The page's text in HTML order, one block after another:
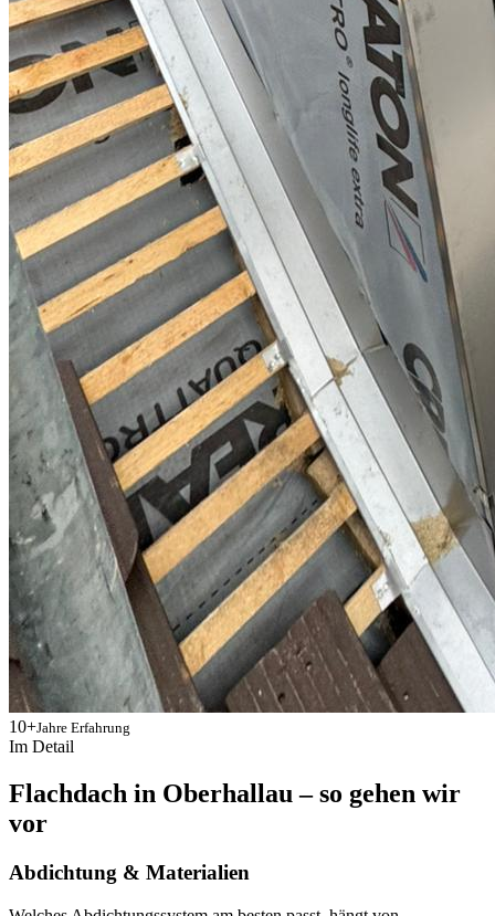
10+Jahre Erfahrung
Im Detail
Flachdach in Oberhallau – so gehen wir
vor
Abdichtung & Materialien